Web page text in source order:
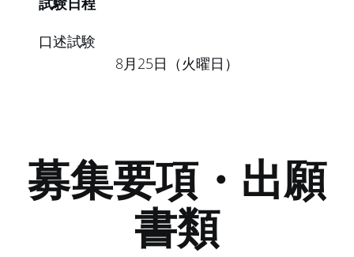
口述試験
8月25日（火曜日）
募集要項・出願
書類